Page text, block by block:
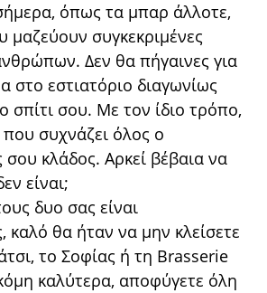
όπως τα μπαρ άλλοτε,
μαζεύουν συγκεκριμένες
Δεν θα πήγαινες για
στο εστιατόριο διαγωνίως
σπίτι σου. Με τον ίδιο τρόπο,
που συχνάζει όλος ο
σου κλάδος. Αρκεί βέβαια να
είναι;
δυο σας είναι
καλό θα ήταν να μην κλείσετε
το Σοφίας ή τη Brasserie
καλύτερα, αποφύγετε όλη